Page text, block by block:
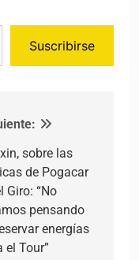
Suscribirse
sobre las
de Pogacar
Giro: “No
pensando
energías
el Tour”